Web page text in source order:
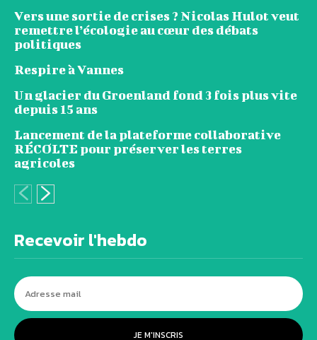
Vers une sortie de crises ? Nicolas Hulot veut
remettre l’écologie au cœur des débats
politiques
Respire à Vannes
Un glacier du Groenland fond 3 fois plus vite
depuis 15 ans
Lancement de la plateforme collaborative
RÉCOLTE pour préserver les terres
agricoles
Recevoir l'hebdo
JE M'INSCRIS